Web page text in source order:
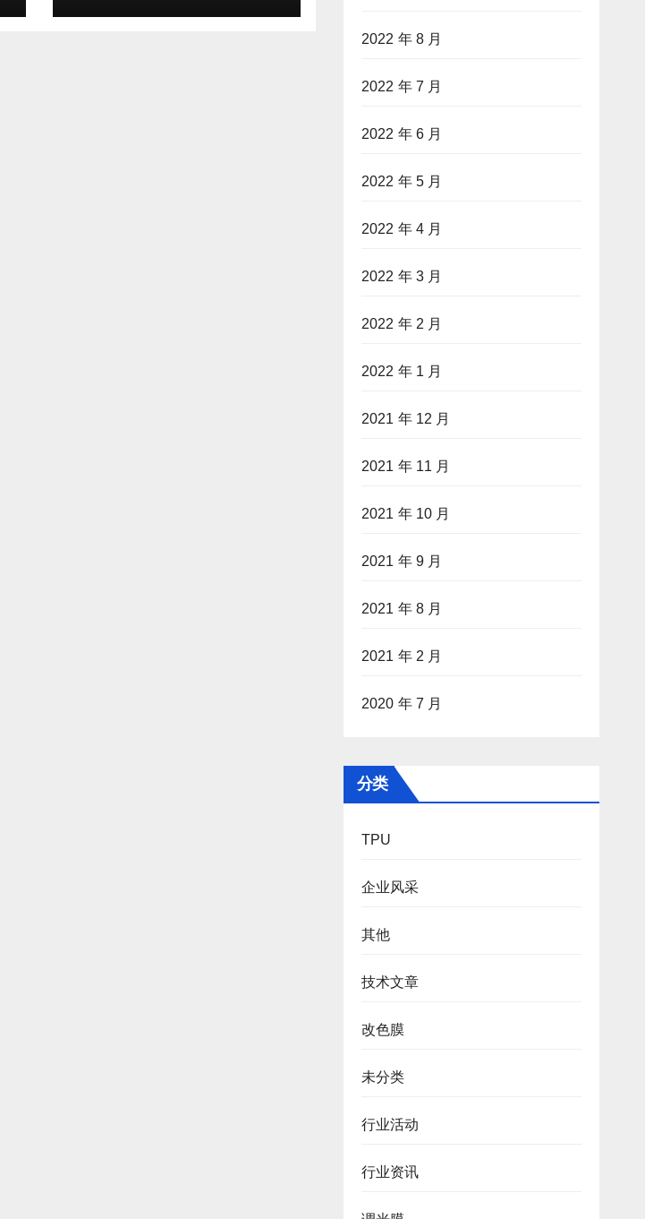
2022 年 8 月
2022 年 7 月
2022 年 6 月
2022 年 5 月
2022 年 4 月
2022 年 3 月
2022 年 2 月
2022 年 1 月
2021 年 12 月
2021 年 11 月
2021 年 10 月
2021 年 9 月
2021 年 8 月
2021 年 2 月
2020 年 7 月
分类
TPU
企业风采
其他
技术文章
改色膜
未分类
行业活动
行业资讯